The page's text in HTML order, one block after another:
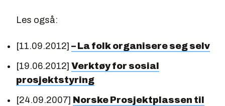
Les også:
[11.09.2012] – La folk organisere seg selv
[19.06.2012] Verktøy for sosial
prosjektstyring
[24.09.2007] Norske Prosjektplassen til